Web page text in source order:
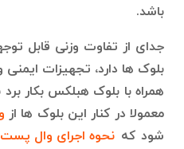
باشد.
جدای از تفاوت وزنی قابل
بلوک ها دارد، تجهیزات
همراه با بلوک هبلکس بکار
معمولا در کنار این بلوک ها از
شود که نحوه اجرای وال